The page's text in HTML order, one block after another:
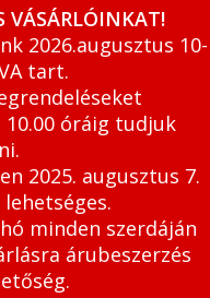
VÁSÁRLÓINKAT!
2026.augusztus 10-
tart.
óráig tudjuk
2025. augusztus 7.
minden szerdáján
árubeszerzés